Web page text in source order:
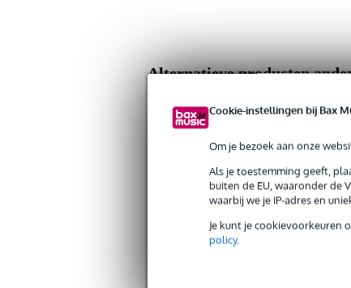
Cookie-instellingen bij Bax
Om je bezoek aan onze
Als je toestemming geeft,
buiten de EU, waaronder de
waarbij we je IP-adres en
Je kunt je cookievoorkeuren
policy.
Opdruk / patroon
(incl. verpakking)
Afmeting(incl. verpakking)
Productspecificaties
Bumblebee ukelele
Alternatieve producten
Zoek alle producten in de categorie